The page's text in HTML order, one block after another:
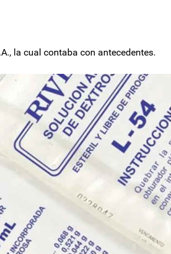
la cual contaba con antecedentes.